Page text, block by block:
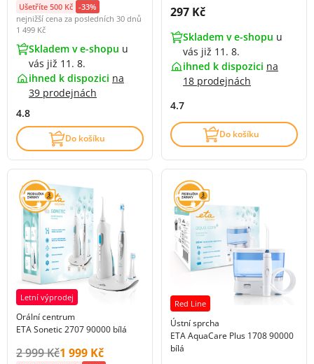
Ušetříte 500 Kč -33%
nejnižší cena za posledních 30 dnů
1 499 Kč
Skladem v e-shopu u
vás již 11. 8.
ihned k dispozici na
39 prodejnách
4.8
Do košíku
Cena s DPH:
297 Kč
Skladem v e-shopu u
vás již 11. 8.
ihned k dispozici na
18 prodejnách
4.7
Do košíku
Letní výprodej
Orální centrum
ETA Sonetic 2707 90000 bílá
Původní cena s DPH:
2 999 KčCena s DPH:
1 999 Kč
Red Line
Ústní sprcha
ETA AquaCare Plus 1708 90000
bílá